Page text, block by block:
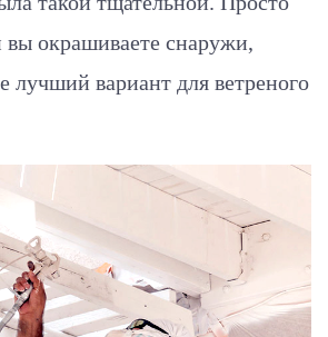
вы окрашиваете снаружи,
лучший вариант для ветреного